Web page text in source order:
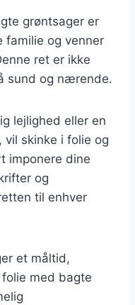
grøntsager er
familie og venner
ret er ikke
sund og nærende.
lejlighed eller en
vil skinke i folie og
imponere dine
og
til enhver
et måltid,
med bagte